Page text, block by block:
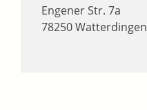
Engener Str. 7a
78250Watterdingen